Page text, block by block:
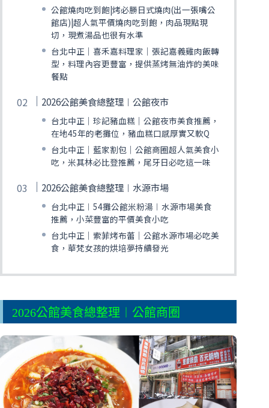
公館燒肉吃到飽|烤必勝日式燒肉(出一張嘴公
館店)|超人氣平價燒肉吃到飽，肉品現點現
切，現煮湯品也很有水準
台北中正｜喜禾嘉料理家｜張記嘉義雞肉飯轉
型，料理內容更豐富，提供蒸烤無油炸的美味
餐點
2026公館美食總整理︱公館夜市
台北中正｜珍記豬血糕｜公館夜市美食推薦，
在地45年的老攤位，豬血糕口感厚實又軟Q
台北中正｜藍家割包｜公館商圈超人氣美食小
吃，米其林必比登推薦，尾牙日必吃這一味
2026公館美食總整理︱水源市場
台北中正︱54攤公館米粉湯︱水源市場美食
推薦，小菜豐富的平價美食小吃
台北中正｜索菲烤布蕾｜公館水源市場必吃美
食，華梵女孩的烘培夢持續發光
2026公館美食總整理︱公館商圈